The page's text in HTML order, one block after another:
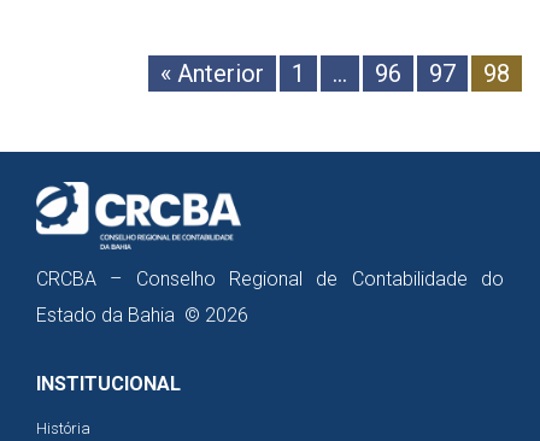
« Anterior 1 … 96 97 98
CRCBA – Conselho Regional de Contabilidade do
Estado da Bahia © 2026
INSTITUCIONAL
História